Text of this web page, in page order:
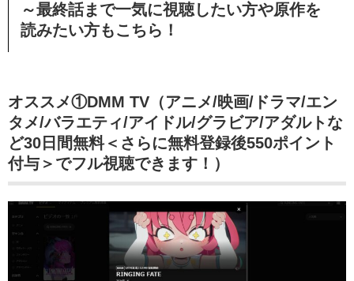
～最終話まで一気に視聴したい方や原作を
読みたい方もこちら！
オススメ①DMM TV（アニメ/映画/ドラマ/エン
タメ/バラエティ/アイドル/グラビア/アダルトな
ど30日間無料＜さらに無料登録後550ポイント
付与＞でフル視聴できます！）